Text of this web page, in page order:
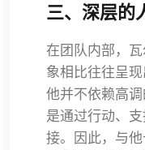
三、深层的
在团队内部，
象相比往往呈现
他并不依赖高
是通过行动、
接。因此，与